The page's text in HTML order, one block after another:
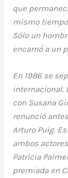
que
mismo
Sólo un
encarnó a un
En 1986 se
internacional.
con Susana
renunció
Arturo Puig.
ambos
Patricia
premiada en